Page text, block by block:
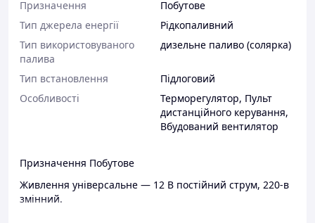
Призначення
Побутове
Тип джерела енергії
Рідкопаливний
Тип використовуваного
палива
дизельне паливо (солярка)
Тип встановлення
Підлоговий
Особливості
Терморегулятор, Пульт
дистанційного керування,
Вбудований вентилятор
Призначення Побутове
Живлення універсальне — 12 В постійний струм, 220-в
змінний.